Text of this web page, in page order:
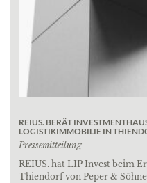
REIUS. BERÄT
LOGISTIKIMMOBILIE IN
Pressemitteilung
REIUS. hat LIP Invest beim
Thiendorf von Peper &